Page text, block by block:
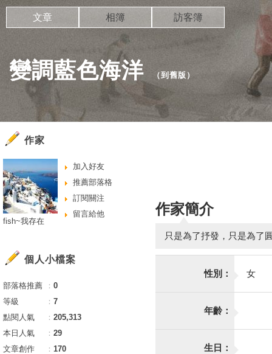
變調藍色海洋 （到舊版 ）
文章 相簿 訪客簿
作家簡介
只是為了抒發，只是為了
性別： 女
年齡：
生日：
作家
加入好友
推薦部落格
訂閱關注
留言給他
fish~我存在
個人小檔案
部落格推薦 ： 0
等級
： 7
點閱人氣
： 205,313
本日人氣
： 29
文章創作
： 170